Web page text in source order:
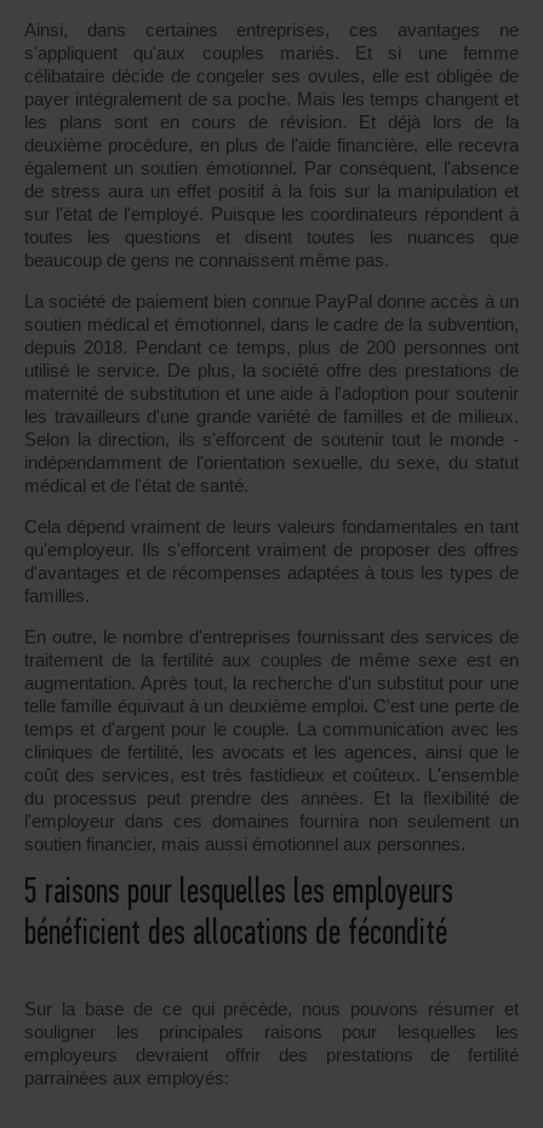
Ainsi, dans certaines entreprises, ces avantages ne
s'appliquent qu'aux couples mariés. Et si une femme
célibataire décide de congeler ses ovules, elle est obligée de
payer intégralement de sa poche. Mais les temps changent et
les plans sont en cours de révision. Et déjà lors de la
deuxième procédure, en plus de l'aide financière, elle recevra
également un soutien émotionnel. Par conséquent, l'absence
de stress aura un effet positif à la fois sur la manipulation et
sur l'état de l'employé. Puisque les coordinateurs répondent à
toutes les questions et disent toutes les nuances que
beaucoup de gens ne connaissent même pas.
La société de paiement bien connue PayPal donne accès à un
soutien médical et émotionnel, dans le cadre de la subvention,
depuis 2018. Pendant ce temps, plus de 200 personnes ont
utilisé le service. De plus, la société offre des prestations de
maternité de substitution et une aide à l'adoption pour soutenir
les travailleurs d'une grande variété de familles et de milieux.
Selon la direction, ils s'efforcent de soutenir tout le monde -
indépendamment de l'orientation sexuelle, du sexe, du statut
médical et de l'état de santé.
Cela dépend vraiment de leurs valeurs fondamentales en tant
qu'employeur. Ils s'efforcent vraiment de proposer des offres
d'avantages et de récompenses adaptées à tous les types de
familles.
En outre, le nombre d'entreprises fournissant des services de
traitement de la fertilité aux couples de même sexe est en
augmentation. Après tout, la recherche d'un substitut pour une
telle famille équivaut à un deuxième emploi. C'est une perte de
temps et d'argent pour le couple. La communication avec les
cliniques de fertilité, les avocats et les agences, ainsi que le
coût des services, est très fastidieux et coûteux. L'ensemble
du processus peut prendre des années. Et la flexibilité de
l'employeur dans ces domaines fournira non seulement un
soutien financier, mais aussi émotionnel aux personnes.
5 raisons pour lesquelles les employeurs
bénéficient des allocations de fécondité
Sur la base de ce qui précède, nous pouvons résumer et
souligner les principales raisons pour lesquelles les
employeurs devraient offrir des prestations de fertilité
parrainées aux employés: